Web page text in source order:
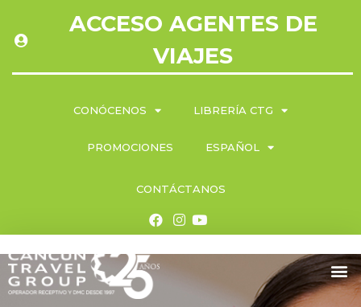
ACCESO AGENTES DE
VIAJES
CONÓCENOS LIBRERÍA CTG
PROMOCIONES ESPAÑOL
CONTÁCTANOS